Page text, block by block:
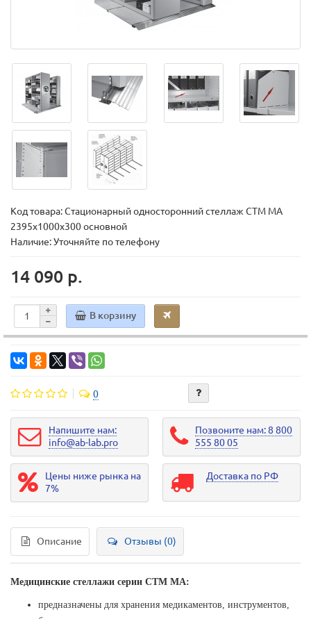
Код товара:Стационарный односторонний стеллаж СТМ МА
2395х1000х300 основной
Наличие: Уточняйте по телефону
14 090 р.
В корзину
0
Напишите нам:
info@ab-lab.pro
Позвоните нам: 8 800
555 80 05
Цены ниже рынка на
7%
Доставка по РФ
Описание Отзывы (0)
Медицинские стеллажи серии СТМ МА:
предназначены для хранения медикаментов, инструментов,